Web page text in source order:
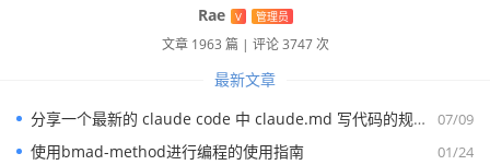
Rae V 管理员
文章 1963 篇 | 评论 3747 次
最新文章
07/09
分享一个最新的 claude code 中 claude.md 写代码的规约文件
01/24
使用bmad-method进行编程的使用指南